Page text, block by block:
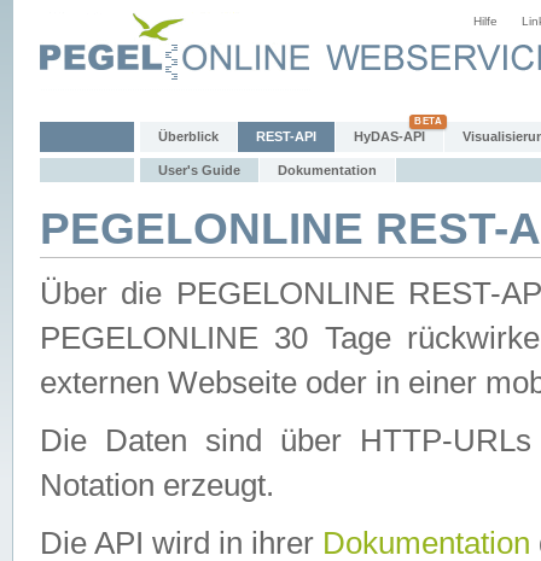
Hilfe
Überblick REST-API HyDAS-API
User's Guide Dokumentation
PEGELONLINE REST-
Über die PEGELONLINE REST-
PEGELONLINE 30 Tage
externen Webseite oder in einer
Die Daten sind über HTTP-
Notation erzeugt.
Die API wird in ihrer Dokumentation